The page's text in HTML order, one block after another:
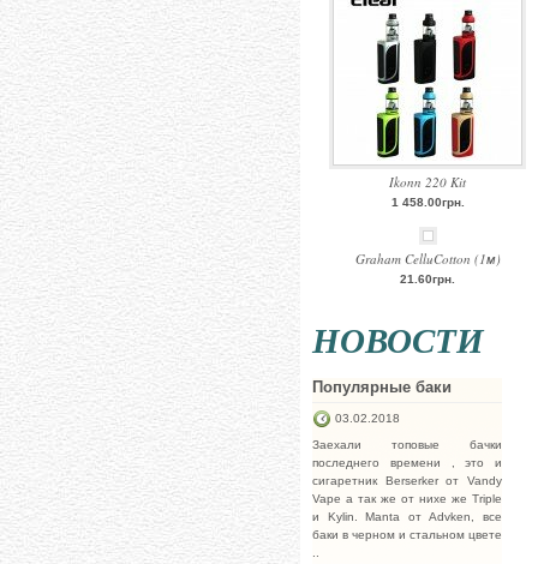
Ikonn 220 Kit
1 458.00грн.
Graham CelluCotton (1м)
21.60грн.
НОВОСТИ
Популярные баки
03.02.2018
Заехали топовые бачки
последнего времени , это и
сигаретник Berserker от Vandy
Vape а так же от нихе же Triple
и Kylin. Manta от Advken, все
баки в черном и стальном цвете